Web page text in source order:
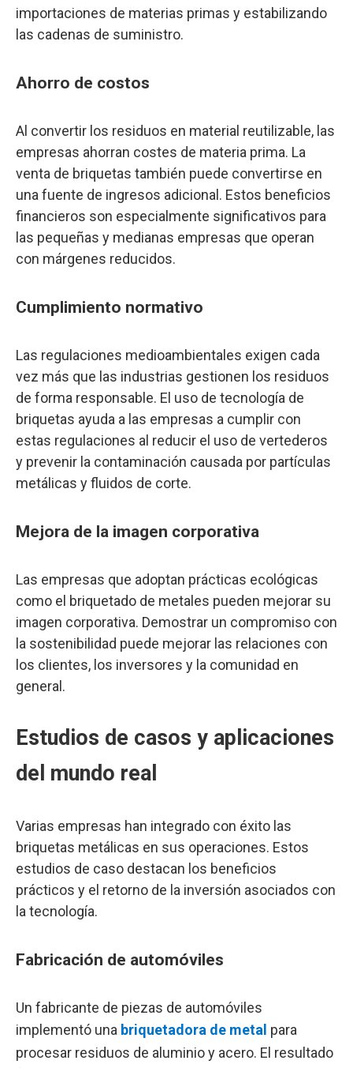
importaciones de materias primas y estabilizando
las cadenas de suministro.
Ahorro de costos
Al convertir los residuos en material reutilizable, las
empresas ahorran costes de materia prima. La
venta de briquetas también puede convertirse en
una fuente de ingresos adicional. Estos beneficios
financieros son especialmente significativos para
las pequeñas y medianas empresas que operan
con márgenes reducidos.
Cumplimiento normativo
Las regulaciones medioambientales exigen cada
vez más que las industrias gestionen los residuos
de forma responsable. El uso de tecnología de
briquetas ayuda a las empresas a cumplir con
estas regulaciones al reducir el uso de vertederos
y prevenir la contaminación causada por partículas
metálicas y fluidos de corte.
Mejora de la imagen corporativa
Las empresas que adoptan prácticas ecológicas
como el briquetado de metales pueden mejorar su
imagen corporativa. Demostrar un compromiso con
la sostenibilidad puede mejorar las relaciones con
los clientes, los inversores y la comunidad en
general.
Estudios de casos y aplicaciones
del mundo real
Varias empresas han integrado con éxito las
briquetas metálicas en sus operaciones. Estos
estudios de caso destacan los beneficios
prácticos y el retorno de la inversión asociados con
la tecnología.
Fabricación de automóviles
Un fabricante de piezas de automóviles
implementó una briquetadora de metal para
procesar residuos de aluminio y acero. El resultado